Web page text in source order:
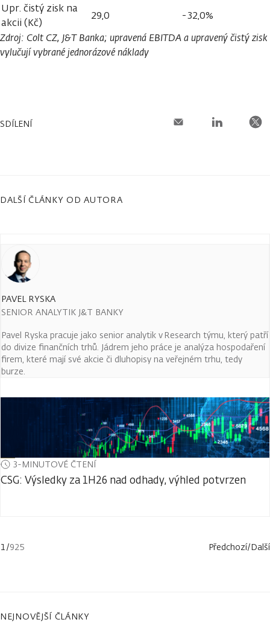
Upr. čistý zisk na
akcii (Kč)
29,0
-32,0%
Zdroj: Colt CZ, J&T Banka; upravená EBITDA a upravený čistý zisk
vylučují vybrané jednorázové náklady
SDÍLENÍ
DALŠÍ ČLÁNKY OD AUTORA
PAVEL RYSKA
SENIOR ANALYTIK J&T BANKY
Pavel Ryska pracuje jako senior analytik v Research týmu, který patří
do divize finančních trhů. Jádrem jeho práce je analýza hospodaření
firem, které mají své akcie či dluhopisy na veřejném trhu, tedy
burze.
3-MINUTOVÉ ČTENÍ
CSG: Výsledky za 1H26 nad odhady, výhled potvrzen
1/925 Předchozí/Další
NEJNOVĚJŠÍ ČLÁNKY